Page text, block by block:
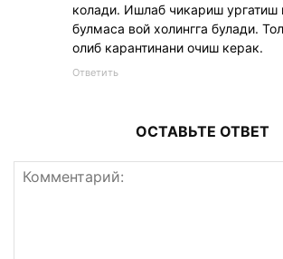
колади. Ишлаб чикариш ургатиш
булмаса вой холингга булади.
олиб карантинани очиш керак.
Ответить
ОСТАВЬТЕ ОТВЕТ